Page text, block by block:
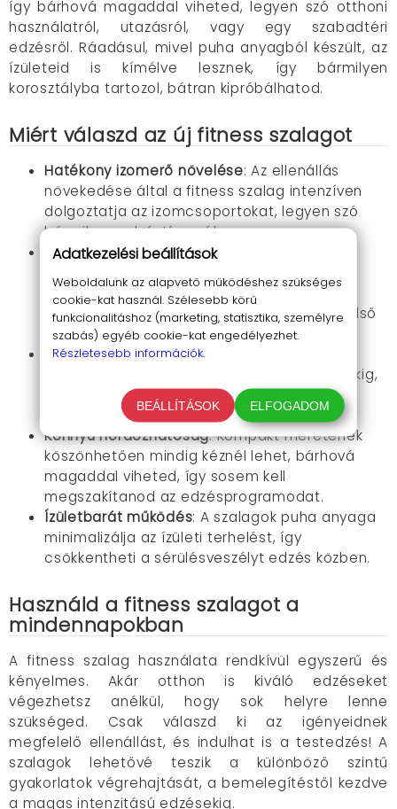
így bárhová magaddal viheted, legyen szó otthoni
használatról, utazásról, vagy egy szabadtéri
edzésről. Ráadásul, mivel puha anyagból készült, az
ízületeid is kímélve lesznek, így bármilyen
korosztályba tartozol, bátran kipróbálhatod.
Miért válaszd az új fitness szalagot
Hatékony izomerő növelése: Az ellenállás
növekedése által a fitness szalag intenzíven
dolgoztatja az izomcsoportokat, legyen szó
bármilyen edzéstípusról.
Testtartás és egyensúly javítása
egyszerűen és hatékonyan. A szalag segít
javítani a testtartást, miközben erősíti a belső
és külső izomcsoportokat.
Sokoldalú edzéseszköz
igények kielégítésére, a kezdőktől a haladókig,
mindenki megtalálja a számára ideális
erősséget.
Könnyű hordozhatóság: Kompakt méretének
köszönhetően mindig kéznél lehet, bárhová
magaddal viheted, így sosem kell
megszakítanod az edzésprogramodat.
Ízületbarát működés: A szalagok puha anyaga
minimalizálja az ízületi terhelést, így
csökkentheti a sérülésveszélyt edzés közben.
Használd a fitness szalagot a
mindennapokban
A fitness szalag használata rendkívül egyszerű és
kényelmes. Akár otthon is kiváló edzéseket
végezhetsz anélkül, hogy sok helyre lenne
szükséged. Csak válaszd ki az igényeidnek
megfelelő ellenállást, és indulhat is a testedzés! A
szalagok lehetővé teszik a különböző szintű
gyakorlatok végrehajtását, a bemelegítéstől kezdve
a magas intenzitású edzésekig.
Adatkezelési beállítások
Weboldalunk az alapvető működéshez szükséges
cookie-kat használ. Szélesebb körű
funkcionalitáshoz (marketing, statisztika, személyre
szabás) egyéb cookie-kat engedélyezhet.
Részletesebb információk.
BEÁLLÍTÁSOK ELFOGADOM